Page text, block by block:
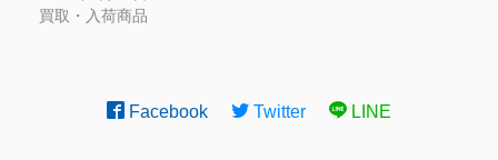
買取・入荷商品
Facebook Twitter LINE